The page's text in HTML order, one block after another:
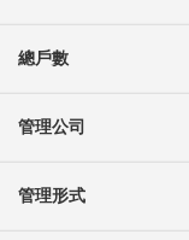
總戶數
管理公司
管理形式